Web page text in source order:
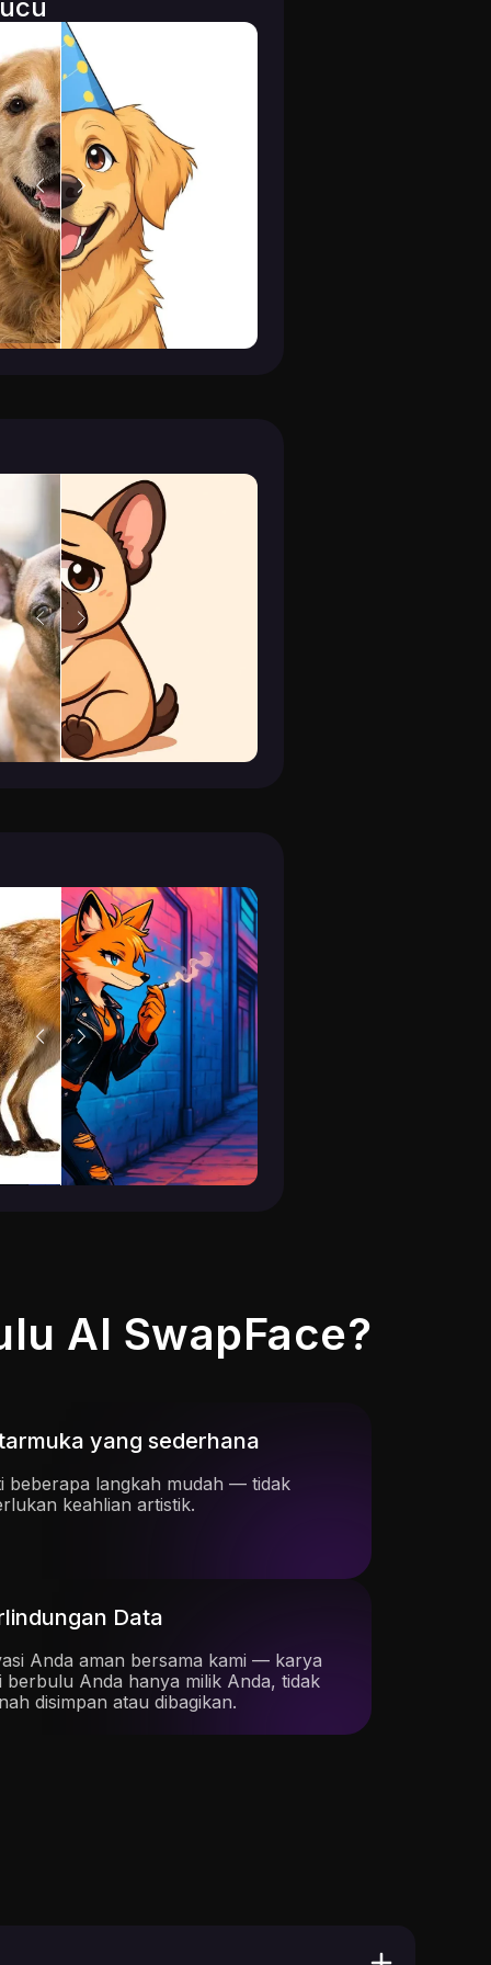
AI SwapFace?
yang sederhana
beberapa langkah mudah — tidak
keahlian artistik.
Data
Anda aman bersama kami — karya
berbulu Anda hanya milik Anda, tidak
disimpan atau dibagikan.